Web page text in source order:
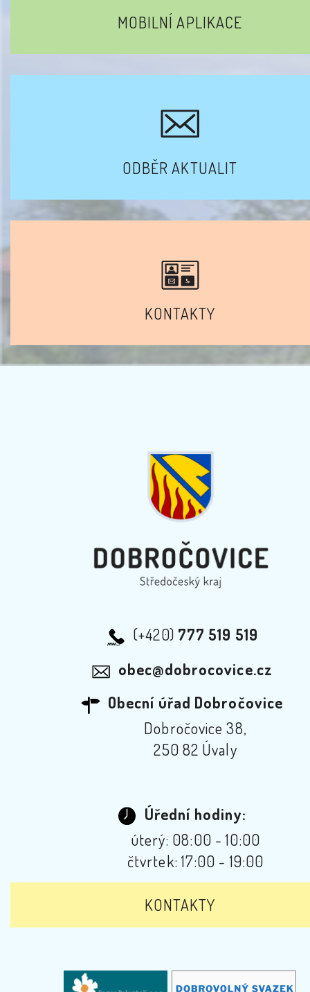
MOBILNÍ APLIKACE
ODBĚR AKTUALIT
KONTAKTY
(+420) 777 519 519
obec@dobrocovice.cz
Obecní úřad Dobročovice
Dobročovice 38,
250 82 Úvaly
Úřední hodiny:
úterý: 08:00 - 10:00
čtvrtek: 17:00 - 19:00
KONTAKTY